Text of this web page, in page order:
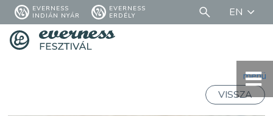
EVERNESS
INDIÁN NYÁR
EVERNESS
ERDÉLY
EN
menü
VISSZA